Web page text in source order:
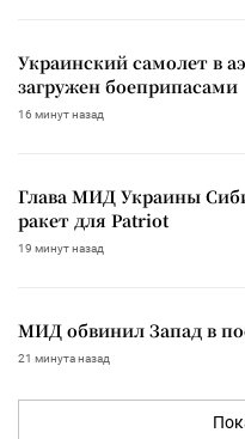
Украинский самолет в
загружен боеприпасами
16 минут назад
Глава МИД Украины
ракет для Patriot
19 минут назад
МИД обвинил Запад в
21 минута назад